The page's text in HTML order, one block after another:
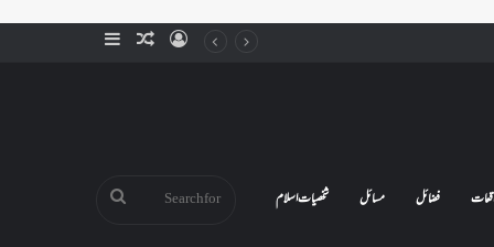
SidebarRandomLog
فضائل مسائل شخصیات اسلام Search